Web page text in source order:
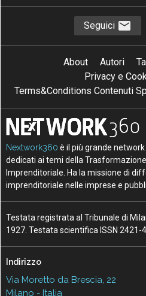
Seguici
About Autori
Privacy e
Terms&Conditions Contenuti
Nextwork360 è il più grande
dedicati ai temi della
Imprenditoriale. Ha la missione di
imprenditoriale nelle imprese e
Testata registrata al Tribunale di
1927. Testata scientifica ISSN 2421-
Indirizzo
Via Moretto da Brescia, 22
Milano - Italia